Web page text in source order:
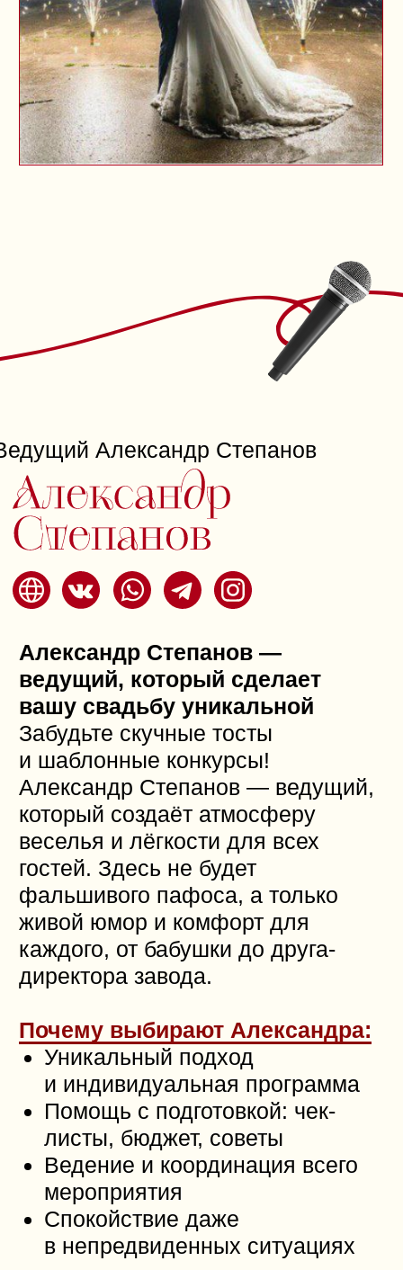
Акция для читателей:
При заказе ведущего
по промокоду progorod
— скидка 10 000 рублей или
подарок молодоженам!
Свадьба, которая запомнится.
Напишите или позвоните по
номеру+7 937 587-07-39,
и Александр сделает ваш день
LAV БУКЕТ — цветы, которые
делают каждый момент
незабываемым!
В цветочном магазинеLAV БУКЕТ
создаются уникальные букеты,
и атмосферу вашего торжества.
Будь то свадьба, день рождения
или юбилей — флористы LAV
БУКЕТ оформят событие так,
чтобы оно стало по-настоящему
особенным.
Почему выбирают LAV БУКЕТ:
Индивидуальные букеты под
любой случай
Профессиональное
оформление для создания
уникальной атмосферы
Цветочный магазин